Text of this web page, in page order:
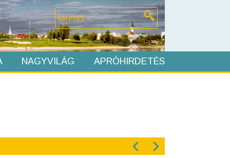
NAGYVILÁG APRÓHIRDETÉS
‹ ›